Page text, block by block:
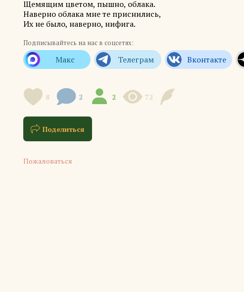
Щемящим цветом, пышно, облака.
Наверно облака мне те приснились,
Их не было, наверно, нифига.
Подписывайтесь на нас в соцсетях:
8 2 2 72
Поделиться
Пожаловаться